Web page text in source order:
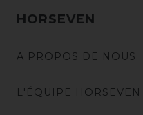
HORSEVEN
A PROPOS DE NOUS
L'ÉQUIPE HORSEVEN